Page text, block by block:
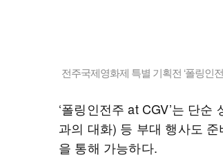
전주국제영화제 특별 기획전 ‘폴링인
‘폴링인전주 at CGV’는 단
과의 대화) 등 부대 행사도
을 통해 가능하다.